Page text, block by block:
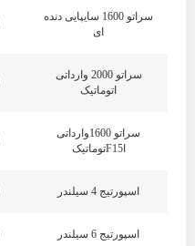
سراتو 1600 سایپایی دنده
ای
سراتو 2000 وارداتی
اتوماتیک
سراتو 1600وارداتی
اF15توماتیک
اسپورتیج 4 سیلندر
اسپورتیج 6 سیلندر